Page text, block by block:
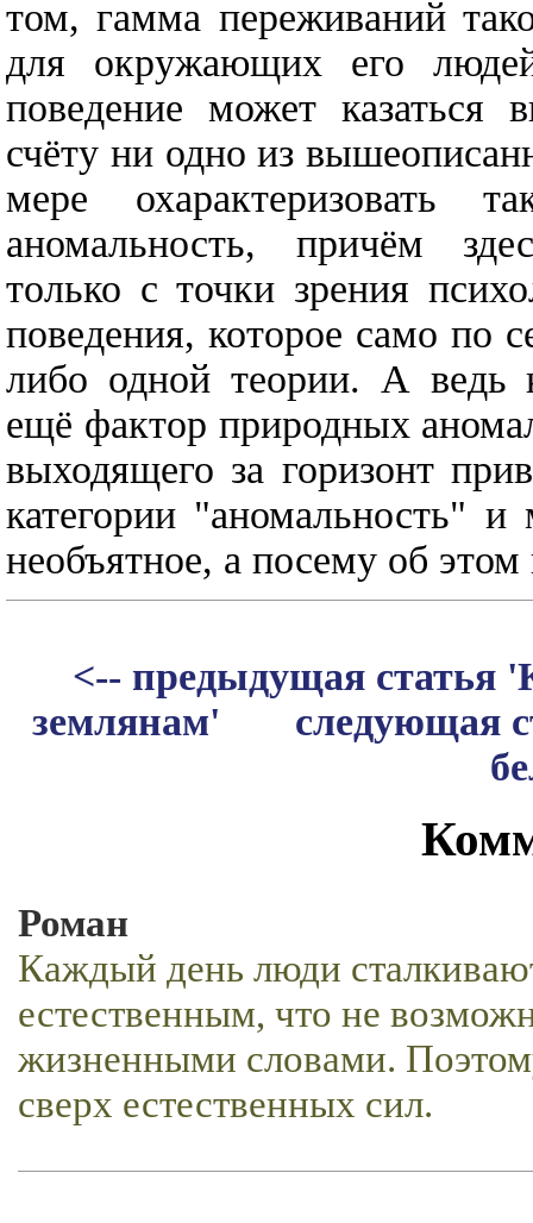
том, гамма переживаний
для окружающих его
поведение может
счёту ни одно из
мере охарактеризовать
аномальность, причём
только с точки зрения
поведения, которое само по
либо одной теории. А ведь
ещё фактор природных
выходящего за горизонт
категории "аномальность"
необъятное, а посему об этом
<-- предыдущая статья
землянам'
следующая
Роман
Каждый день люди
естественным, что не
жизненными словами.
сверх естественных сил.